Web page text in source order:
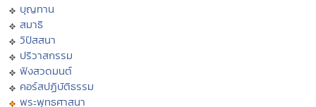
บุญทาน
สมาธิ
วิปัสสนา
ปริวาสกรรม
ฟังสวดมนต์
คอร์สปฏิบัติธรรม
พระพุทธศาสนา